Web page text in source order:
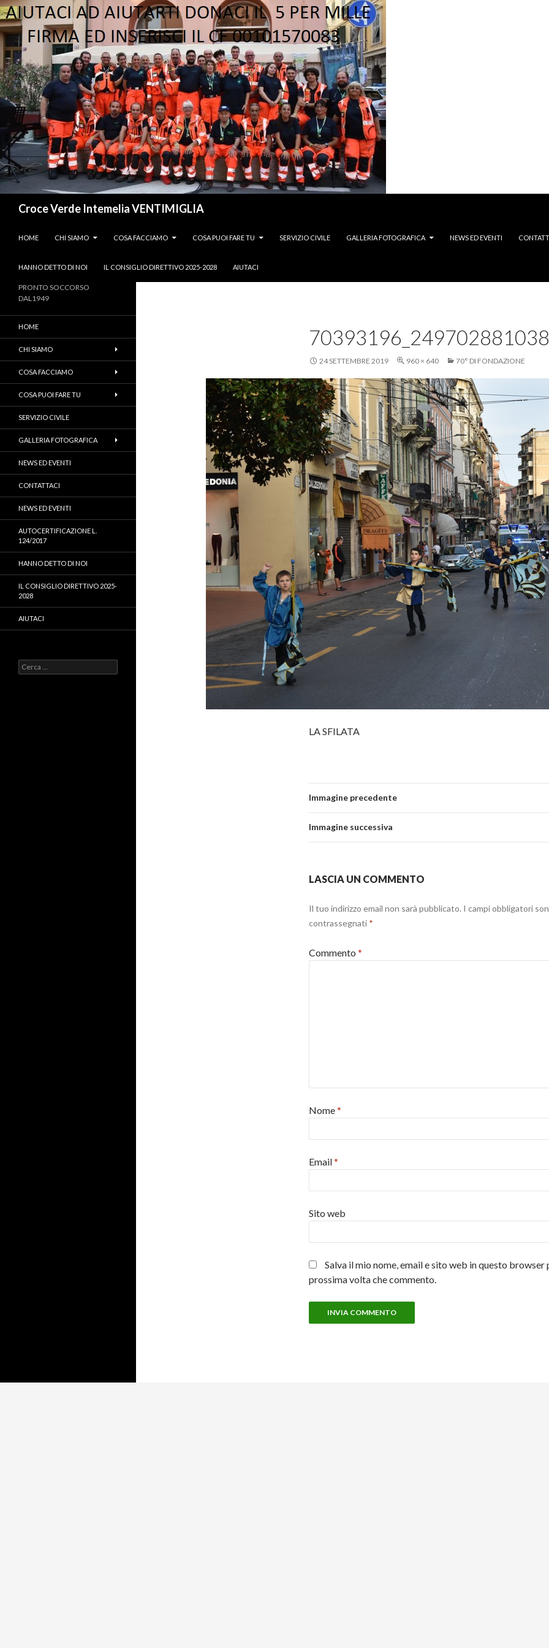
Croce Verde Intemelia VENTIMIGLIA
HOME
CHI SIAMO COSA FACCIAMO COSA PUOI FARE TU SERVIZIO CIVILE GALLERIA FOTOGRAFICA NEWS ED EVENTI
HANNO DETTO DI NOI IL CONSIGLIO DIRETTIVO 2025-2028 AIUTACI
24 SETTEMBRE 2019 960 × 640 70° DI FONDAZIONE
LA SFILATA
Immagine precedente
Immagine successiva
LASCIA UN COMMENTO
Il tuo indirizzo email non sarà pubblicato. I campi obbligatori
contrassegnati *
Commento *
Nome*
Email*
Sito web
Salva il mio nome, email e sito web in questo browser
prossima volta che commento.
PRONTO SOCCORSO
DAL1949
HOME
CHI SIAMO
COSA FACCIAMO
COSA PUOI FARE TU
SERVIZIO CIVILE
GALLERIA FOTOGRAFICA
NEWS ED EVENTI
CONTATTACI
NEWS ED EVENTI
AUTOCERTIFICAZIONE L.
124/2017
HANNO DETTO DI NOI
IL CONSIGLIO DIRETTIVO 2025-
2028
AIUTACI
Ricerca
per: